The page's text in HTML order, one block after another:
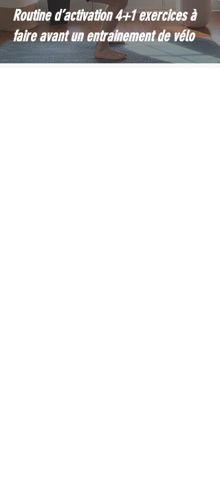
Routine d’activation 4+1 exercices à
faire avant un entrainement de vélo